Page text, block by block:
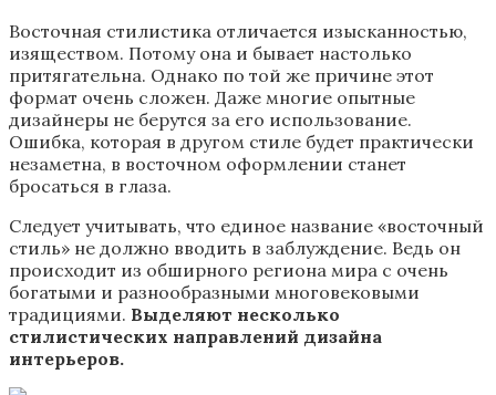
Восточная стилистика отличается изысканностью,
изяществом. Потому она и бывает настолько
притягательна. Однако по той же причине этот
формат очень сложен. Даже многие опытные
дизайнеры не берутся за его использование.
Ошибка, которая в другом стиле будет практически
незаметна, в восточном оформлении станет
бросаться в глаза.
Следует учитывать, что единое название «восточный
стиль» не должно вводить в заблуждение. Ведь он
происходит из обширного региона мира с очень
богатыми и разнообразными многовековыми
традициями. Выделяют несколько
стилистических направлений дизайна
интерьеров.